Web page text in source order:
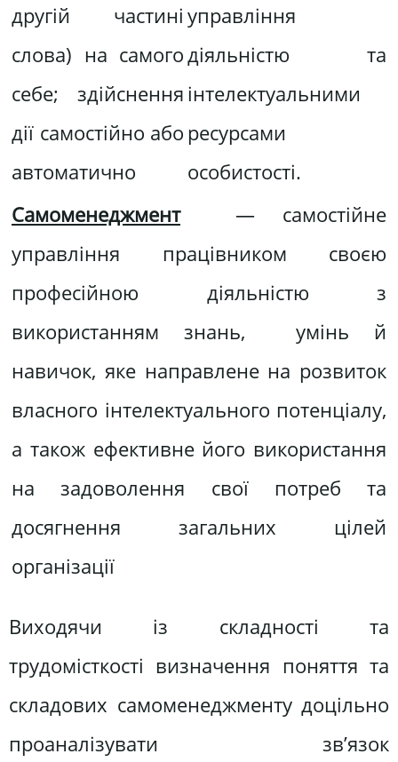
другій частині
слова) на самого
себе; здійснення
дії самостійно або
автоматично
управління
діяльністю та
інтелектуальними
ресурсами
особистості.
Самоменеджмент— самостійне
управління працівником своєю
професійною діяльністю з
використанням знань, умінь й
навичок, яке направлене на розвиток
власного інтелектуального потенціалу,
а також ефективне його використання
на задоволення свої потреб та
досягнення загальних цілей
організації
Виходячи із складності та
трудомісткості визначення поняття та
складових самоменеджменту доцільно
проаналізувати зв’язок